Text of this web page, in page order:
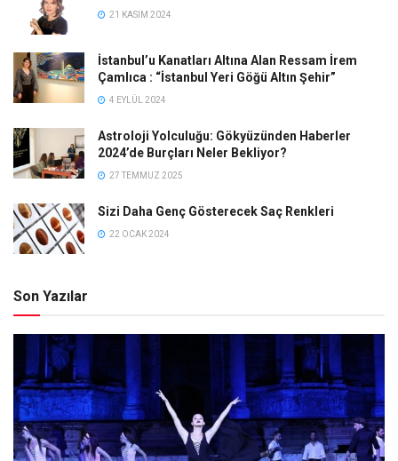
21 KASIM 2024
İstanbul’u Kanatları Altına Alan Ressam İrem
Çamlıca : “İstanbul Yeri Göğü Altın Şehir”
4 EYLÜL 2024
Astroloji Yolculuğu: Gökyüzünden Haberler
2024’de Burçları Neler Bekliyor?
27 TEMMUZ 2025
Sizi Daha Genç Gösterecek Saç Renkleri
22 OCAK 2024
Son Yazılar